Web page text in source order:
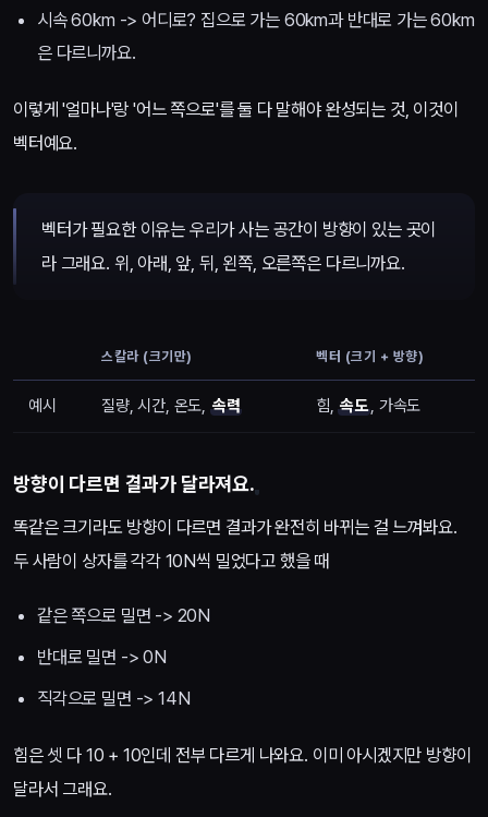
시속 60km -> 어디로? 집으로 가는 60km과 반대로 가는 60km
은 다르니까요.
이렇게 '얼마나'랑 '어느 쪽으로'를 둘 다 말해야 완성되는 것, 이것이
벡터예요.
벡터가 필요한 이유는 우리가 사는 공간이 방향이 있는 곳이
라 그래요. 위, 아래, 앞, 뒤, 왼쪽, 오른쪽은 다르니까요.
스칼라 (크기만) 벡터 (크기 + 방향)
예시 질량, 시간, 온도, 속력 힘,속도, 가속도
방향이 다르면 결과가 달라져요.
똑같은 크기라도 방향이 다르면 결과가 완전히 바뀌는 걸 느껴봐요.
두 사람이 상자를 각각 10N씩 밀었다고 했을 때
같은 쪽으로 밀면 -> 20N
반대로 밀면 -> 0N
직각으로 밀면 -> 14N
힘은 셋 다 10 + 10인데 전부 다르게 나와요. 이미 아시겠지만 방향이
달라서 그래요.